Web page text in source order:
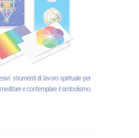
strumenti di lavoro spirituale per
e contemplare il simbolismo